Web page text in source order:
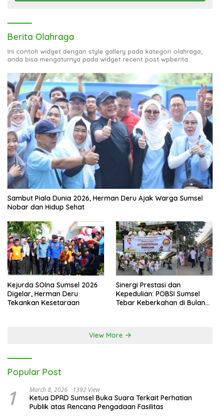
Berita Olahraga
Ini contoh widget dengan style gallery pada kategori olahraga,
anda bisa mengaturnya pada widget recent post wpberita.
Sambut Piala Dunia 2026, Herman Deru Ajak Warga Sumsel
Nobar dan Hidup Sehat
Kejurda SOIna Sumsel 2026
Digelar, Herman Deru
Tekankan Kesetaraan
Sinergi Prestasi dan
Kepedulian: POBSI Sumsel
Tebar Keberkahan di Bulan
View More
Popular Post
1 March 8, 2026 1392 View
Ketua DPRD Sumsel Buka Suara Terkait Perhatian
Publik atas Rencana Pengadaan Fasilitas